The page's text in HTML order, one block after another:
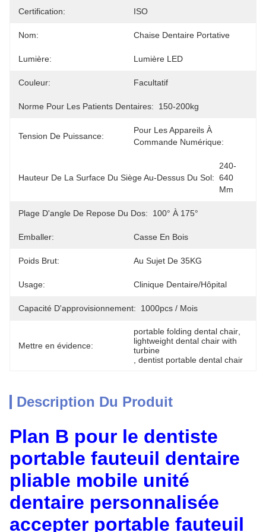
Certification: ISO
Nom: Chaise Dentaire Portative
Lumière: Lumière LED
Couleur: Facultatif
Norme Pour Les Patients Dentaires: 150-200kg
Tension De Puissance:
Pour Les Appareils À
Commande Numérique:
Hauteur De La Surface Du Siège Au-Dessus Du Sol:
240-
640
Mm
Plage D'angle De Repose Du Dos: 100° À 175°
Emballer: Casse En Bois
Poids Brut: Au Sujet De 35KG
Usage: Clinique Dentaire/hôpital
Capacité D'approvisionnement: 1000pcs / Mois
Mettre en évidence:
portable folding dental chair
lightweight dental chair with
turbine
dentist portable dental chair
Description Du Produit
Plan B pour le dentiste
portable fauteuil dentaire
pliable mobile unité
dentaire personnalisée
accepter portable fauteuil